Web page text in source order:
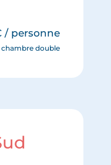
/ personne
chambre double